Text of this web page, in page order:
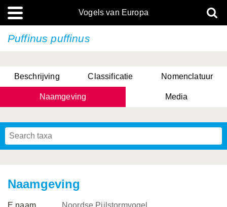
Vogels van Europa
Puffinus puffinus
Beschrijving Classificatie Nomenclatuur
Naamgeving Media
Naamgeving
E naam Noordse Pijlstormvogel